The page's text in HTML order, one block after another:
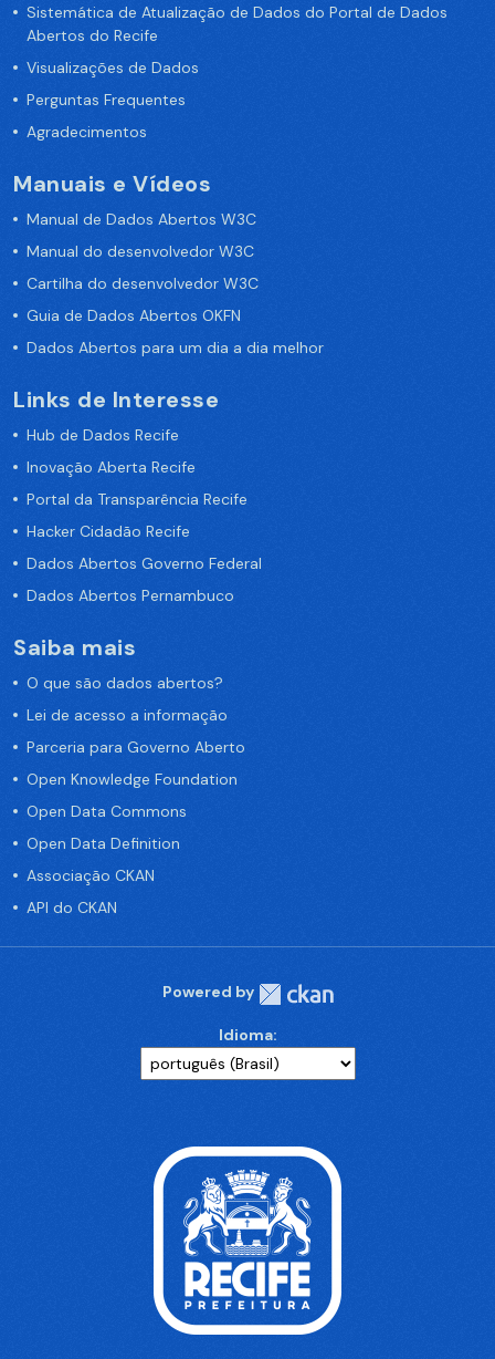
Sistemática de Atualização de Dados do Portal de Dados
Abertos do Recife
Visualizações de Dados
Perguntas Frequentes
Agradecimentos
Manuais e Vídeos
Manual de Dados Abertos W3C
Manual do desenvolvedor W3C
Cartilha do desenvolvedor W3C
Guia de Dados Abertos OKFN
Dados Abertos para um dia a dia melhor
Links de Interesse
Hub de Dados Recife
Inovação Aberta Recife
Portal da Transparência Recife
Hacker Cidadão Recife
Dados Abertos Governo Federal
Dados Abertos Pernambuco
Saiba mais
O que são dados abertos?
Lei de acesso a informação
Parceria para Governo Aberto
Open Knowledge Foundation
Open Data Commons
Open Data Definition
Associação CKAN
API do CKAN
Powered by
Idioma